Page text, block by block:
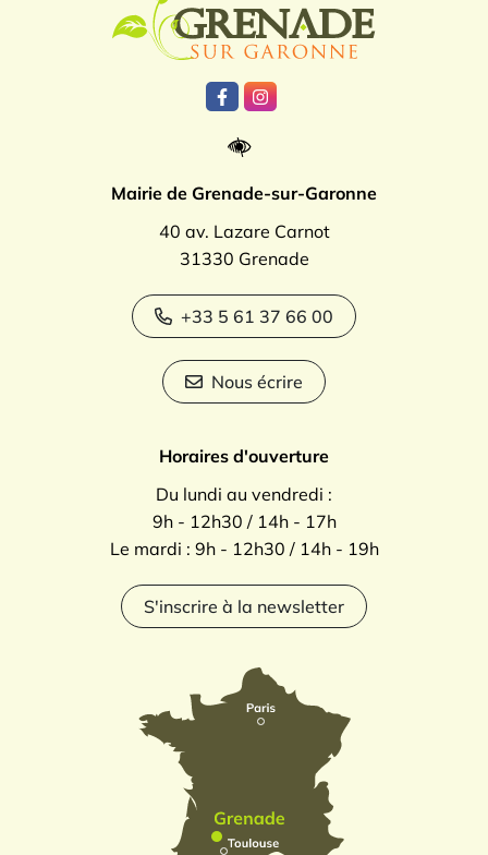
Lien vers le compte Facebook
Lien vers le compte
Mairie de Grenade-sur-Garonne
40 av. Lazare Carnot
31330 Grenade
+33 5 61 37 66 00
Nous écrire
Horaires d'ouverture
Du lundi au vendredi :
9h - 12h30 / 14h - 17h
Le mardi : 9h - 12h30 / 14h - 19h
S'inscrire à la newsletter